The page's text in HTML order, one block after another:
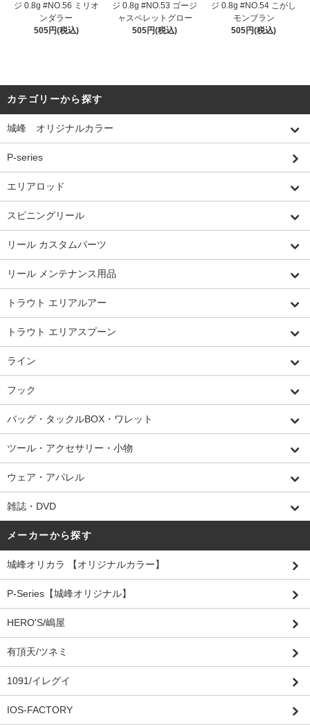
ジ 0.8g #NO.56 ミリオ
ンダラー
505円(税込)
ジ 0.8g #NO.53 ゴージ
ャスペレットグロー
505円(税込)
ジ 0.8g #NO.54 こがし
モンブラン
505円(税込)
カテゴリーから探す
城峰 オリジナルカラー
P-series
エリアロッド
スピニングリール
リール カスタムパーツ
リール メンテナンス用品
トラウト エリアルアー
トラウト エリアスプーン
ライン
フック
バッグ・タックルBOX・ワレット
ツール・アクセサリー・小物
ウェア・アパレル
雑誌・DVD
メーカーから探す
城峰オリカラ 【オリジナルカラー】
P-Series【城峰オリジナル】
HERO'S/嶋屋
有頂天/ツネミ
1091/イレグイ
IOS-FACTORY